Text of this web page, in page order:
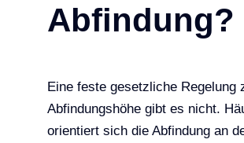
Abfindung?
Eine feste gesetzliche Regelung
Abfindungshöhe gibt es nicht.
orientiert sich die Abfindung an